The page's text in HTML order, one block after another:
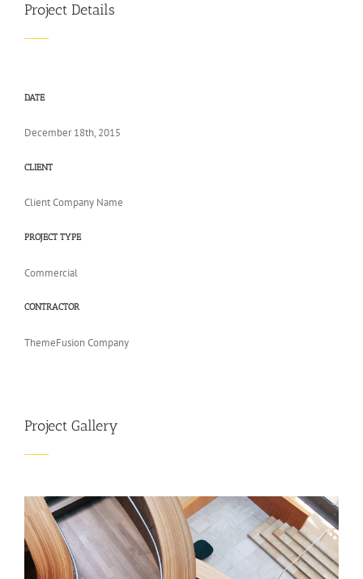
Project Details
DATE
December 18th, 2015
CLIENT
Client Company Name
PROJECT TYPE
Commercial
CONTRACTOR
ThemeFusion Company
Project Gallery